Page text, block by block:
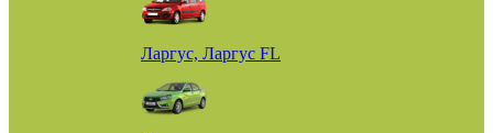
Ларгус, Ларгус FL